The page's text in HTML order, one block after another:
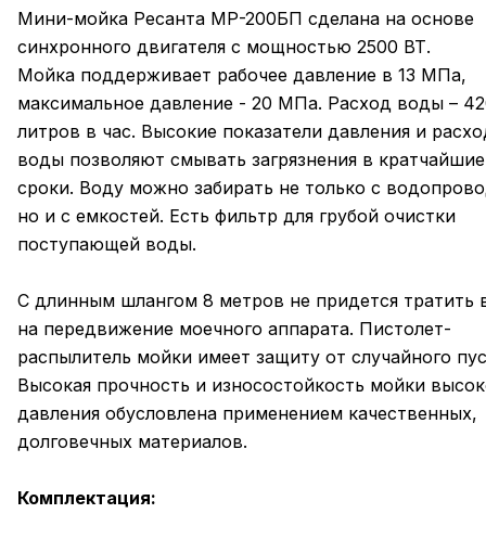
Мини-мойка Ресанта МР-200БП сделана на основе
синхронного двигателя с мощностью 2500 ВТ.
Мойка поддерживает рабочее давление в 13 МПа,
максимальное давление - 20 МПа. Расход воды –
литров в час. Высокие показатели давления и
воды позволяют смывать загрязнения в кратчайшие
сроки. Воду можно забирать не только с
но и с емкостей. Есть фильтр для грубой очистки
поступающей воды.
С длинным шлангом 8 метров не придется тратить
на передвижение моечного аппарата. Пистолет-
распылитель мойки имеет защиту от случайного
Высокая прочность и износостойкость мойки
давления обусловлена применением качественных,
долговечных материалов.
Комплектация: